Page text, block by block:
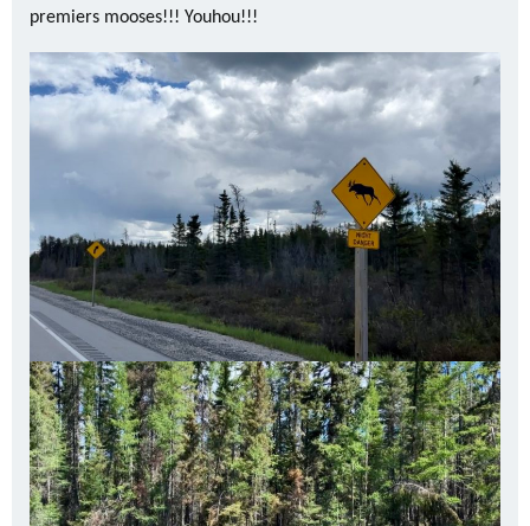
premiers mooses!!! Youhou!!!